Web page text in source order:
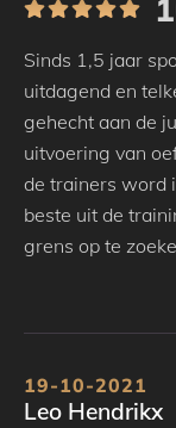
Sinds 1,5 jaar
uitdagend en
gehecht aan de
uitvoering van
de trainers word
beste uit de
grens op te
19-10-2021
Leo Hendrikx